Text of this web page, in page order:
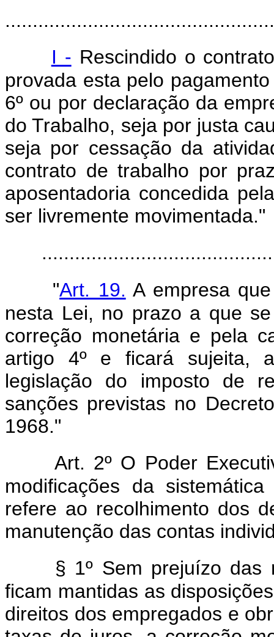
I - Rescindido o
provada esta pelo
6º ou por declaração da
do Trabalho, seja por justa
seja por cessação da
contrato de trabalho por
aposentadoria concedida
ser livremente movimentada."
"Art. 19. A empresa
nesta Lei, no prazo a que
correção monetária e pela
artigo 4º e ficará sujeita,
legislação do imposto de
sanções previstas no
1968."
Art. 2º O Poder
modificações da
refere ao recolhimento dos
manutenção das contas
§ 1º Sem prejuízo das
ficam mantidas as
direitos dos empregados e